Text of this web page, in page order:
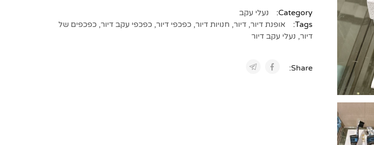
Category:
נעלי עקב
Tags:
אופנת דיור, דיור, חנויות דיור, כפכפי דיור, כפכפי עקב דיור, כפכפים של
דיור, נעלי עקב דיור
Share: